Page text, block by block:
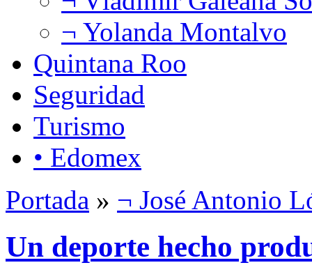
¬ Yolanda Montalvo
Quintana Roo
Seguridad
Turismo
• Edomex
Portada » ¬ José Antonio
Un deporte hecho